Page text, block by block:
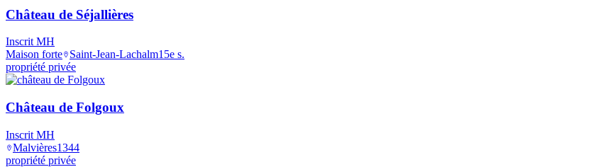
Château de Séjallières
Inscrit MH
Maison forte
Saint-Jean-Lachalm15e s.
propriété privée
Château de Folgoux
Inscrit MH
Malvières1344
propriété privée